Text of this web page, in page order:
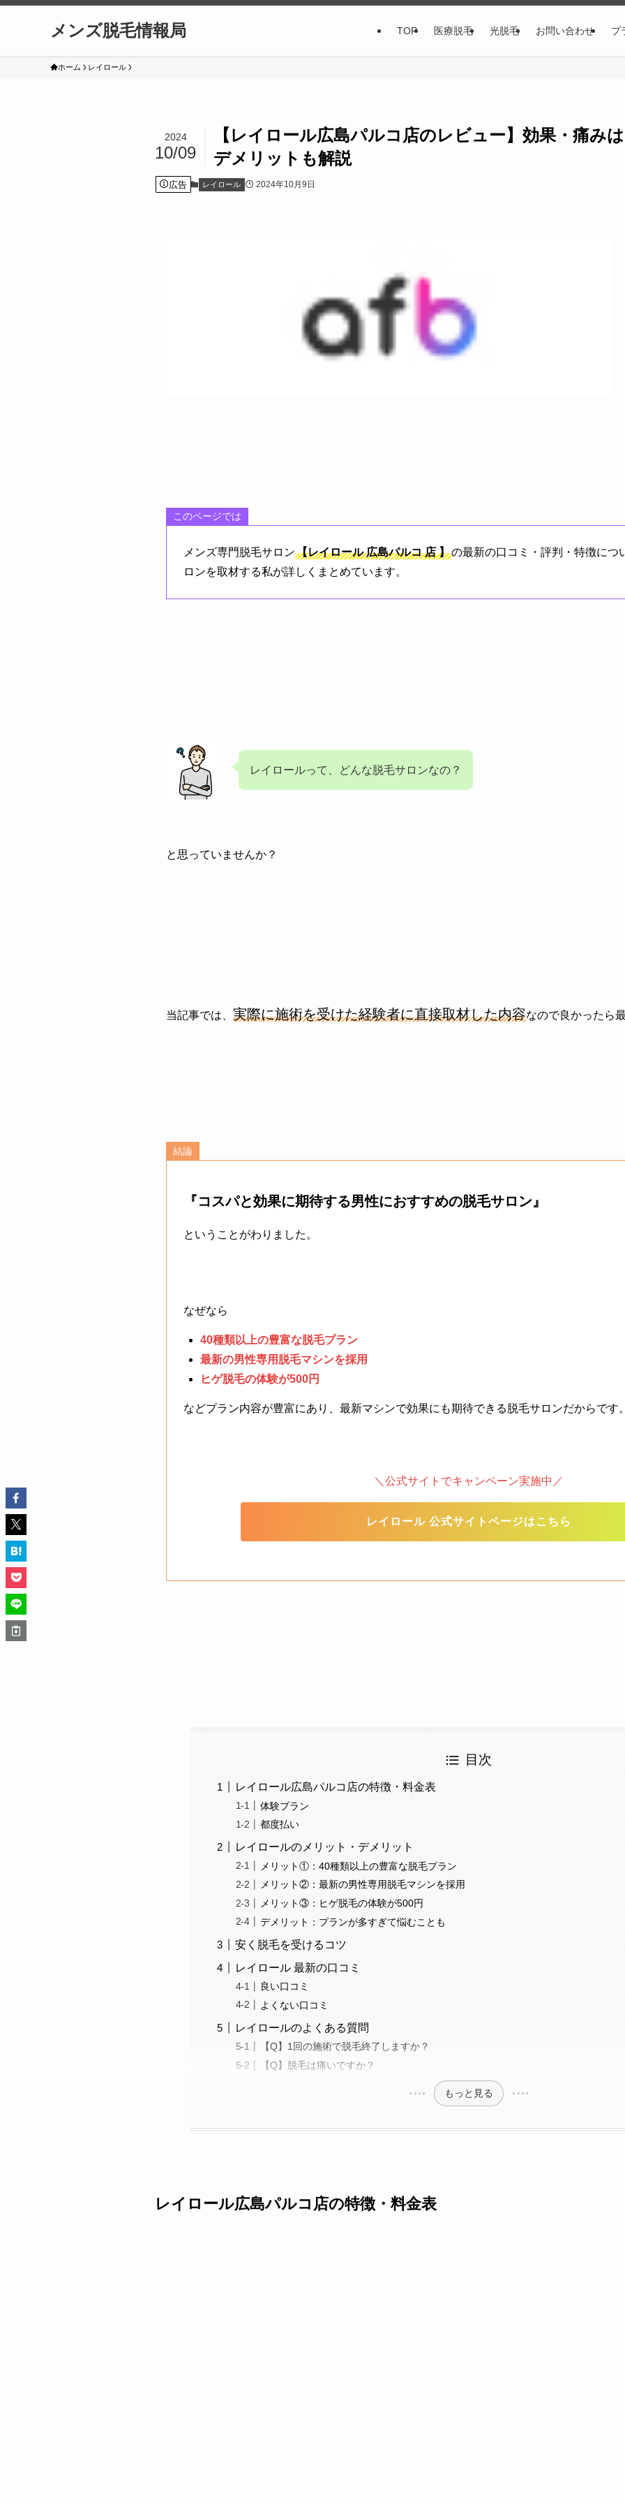
メンズ脱毛情報局 TOP 医療脱毛 光脱毛 お問い合わせ プ
ホーム レイロール
【レイロール広島パルコ店のレビュー】効果・痛み
デメリットも解説
2024
10/09
広告 レイロール 2024年10月9日
このページでは
メンズ専門脱毛サロン【レイロール 広島パルコ 店 】の最新の口コミ・評判・特徴につ
ロンを取材する私が詳しくまとめています。
レイロールって、どんな脱毛サロンなの？
と思っていませんか？
当記事では、 実際に施術を受けた経験者に直接取材した内容なので良かったら
結論
『コスパと効果に期待する男性におすすめの脱毛サロン』
ということがわりました。
なぜなら
40種類以上の豊富な脱毛プラン
最新の男性専用脱毛マシンを採用
ヒゲ脱毛の体験が500円
などプラン内容が豊富にあり、最新マシンで効果にも期待できる脱毛サロンだからです
＼公式サイトでキャンペーン実施中／
レイロール 公式サイトページはこちら
目次
レイロール広島パルコ店の特徴・料金表
体験プラン
都度払い
レイロールのメリット・デメリット
メリット①：40種類以上の豊富な脱毛プラン
メリット②：最新の男性専用脱毛マシンを採用
メリット③：ヒゲ脱毛の体験が500円
デメリット：プランが多すぎて悩むことも
安く脱毛を受けるコツ
レイロール 最新の口コミ
良い口コミ
よくない口コミ
レイロールのよくある質問
【Q】1回の施術で脱毛終了しますか？
【Q】脱毛は痛いですか？
もっと見る
レイロール広島パルコ店の特徴・料金表